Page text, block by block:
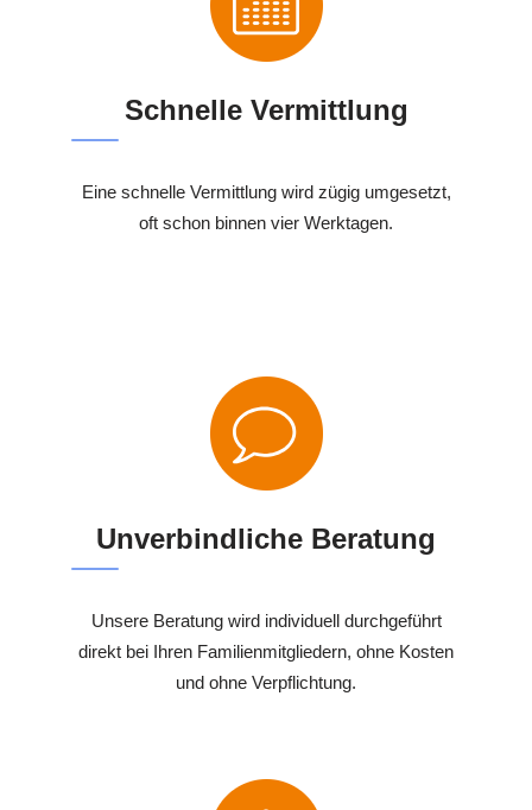
Schnelle Vermittlung
Eine schnelle Vermittlung wird zügig umgesetzt,
oft schon binnen vier Werktagen.
Unverbindliche Beratung
Unsere Beratung wird individuell durchgeführt
direkt bei Ihren Familienmitgliedern, ohne Kosten
und ohne Verpflichtung.